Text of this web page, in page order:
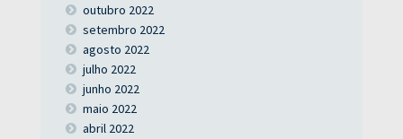
outubro 2022
setembro 2022
agosto 2022
julho 2022
junho 2022
maio 2022
abril 2022